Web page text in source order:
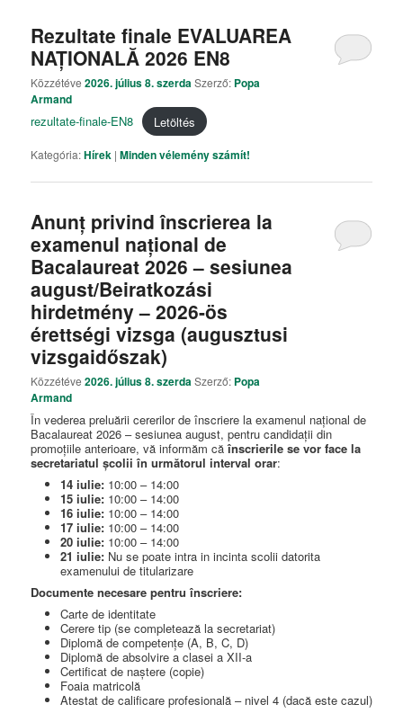
Rezultate finale EVALUAREA
NAȚIONALĂ 2026 EN8
Közzétéve2026. július 8. szerdaSzerző: Popa
Armand
rezultate-finale-EN8 Letöltés
Kategória:Hírek |Minden vélemény számít!
Anunț privind înscrierea la
examenul național de
Bacalaureat 2026 – sesiunea
august/Beiratkozási
hirdetmény – 2026-ös
érettségi vizsga (augusztusi
vizsgaidőszak)
Közzétéve2026. július 8. szerdaSzerző: Popa
Armand
În vederea preluării cererilor de înscriere la examenul național de
Bacalaureat 2026 – sesiunea august, pentru candidații din
promoțiile anterioare, vă informăm căînscrierile se vor face la
secretariatul școlii în următorul interval orar:
14 iulie:10:00 – 14:00
15 iulie:10:00 – 14:00
16 iulie:10:00 – 14:00
17 iulie:10:00 – 14:00
20 iulie:10:00 – 14:00
21 iulie:Nu se poate intra in incinta scolii datorita
examenului de titularizare
Documente necesare pentru înscriere:
Carte de identitate
Cerere tip (se completează la secretariat)
Diplomă de competențe (A, B, C, D)
Diplomă de absolvire a clasei a XII-a
Certificat de naștere (copie)
Foaia matricolă
Atestat de calificare profesională – nivel 4 (dacă este cazul)